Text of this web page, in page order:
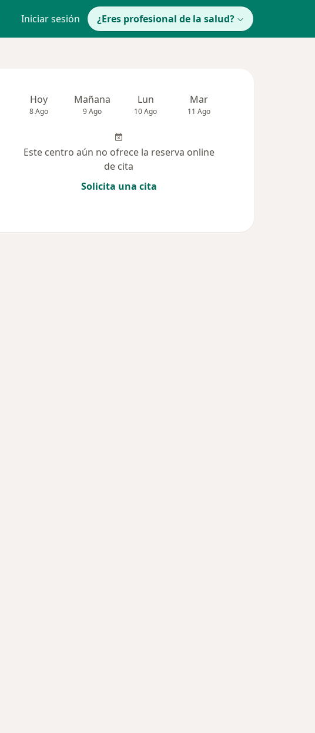
Iniciar sesión ¿Eres profesional de la salud?
Hoy
8 Ago
Mañana
9 Ago
Lun
10 Ago
Mar
11 Ago
Este centro aún no ofrece la reserva online
de cita
Solicita una cita